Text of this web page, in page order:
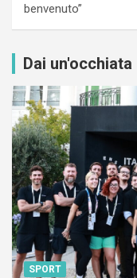
benvenuto”
Dai un'occhiata
SPORT